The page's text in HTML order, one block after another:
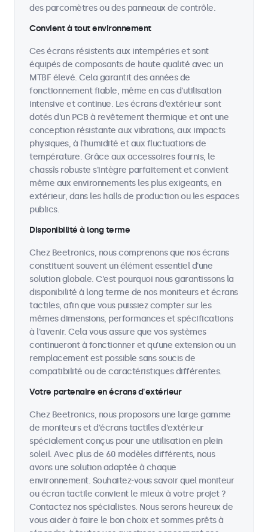
des parcomètres ou des panneaux de contrôle.
Convient à tout environnement
Ces écrans résistents aux intempéries et sont
équipés de composants de haute qualité avec un
MTBF élevé. Cela garantit des années de
fonctionnement fiable, même en cas d'utilisation
intensive et continue. Les écrans d'extérieur sont
dotés d'un PCB à revêtement thermique et ont une
conception résistante aux vibrations, aux impacts
physiques, à l'humidité et aux fluctuations de
température. Grâce aux accessoires fournis, le
chassîs robuste s'intègre parfaitement et convient
même aux environnements les plus exigeants, en
extérieur, dans les halls de production ou les espaces
publics.
Disponibilité à long terme
Chez Beetronics, nous comprenons que nos écrans
constituent souvent un élément essentiel d'une
solution globale. C'est pourquoi nous garantissons la
disponibilité à long terme de nos moniteurs et écrans
tactiles, afin que vous puissiez compter sur les
mêmes dimensions, performances et spécifications
à l'avenir. Cela vous assure que vos systèmes
continueront à fonctionner et qu'une extension ou un
remplacement est possible sans soucis de
compatibilité ou de caractéristiques différentes.
Votre partenaire en écrans d'extérieur
Chez Beetronics, nous proposons une large gamme
de moniteurs et d'écrans tactiles d'extérieur
spécialement conçus pour une utilisation en plein
soleil. Avec plus de 60 modèles différents, nous
avons une solution adaptée à chaque
environnement. Souhaitez-vous savoir quel moniteur
ou écran tactile convient le mieux à votre projet ?
Contactez nos spécialistes. Nous serons heureux de
vous aider à faire le bon choix et sommes prêts à